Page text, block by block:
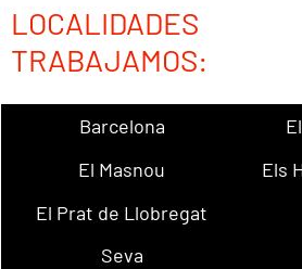
TRABAJAMOS:
Barcelona
El Masnou
Els
El Prat de Llobregat
Seva